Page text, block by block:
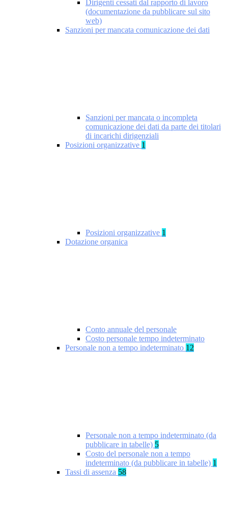
Dirigenti cessati dal rapporto di lavoro
(documentazione da pubblicare sul sito
web)
Sanzioni per mancata comunicazione dei dati
Sanzioni per mancata o incompleta
comunicazione dei dati da parte dei titolari
di incarichi dirigenziali
Posizioni organizzative 1
Posizioni organizzative 1
Dotazione organica
Conto annuale del personale
Costo personale tempo indeterminato
Personale non a tempo indeterminato 12
Personale non a tempo indeterminato (da
pubblicare in tabelle) 5
Costo del personale non a tempo
indeterminato (da pubblicare in tabelle) 1
Tassi di assenza 58